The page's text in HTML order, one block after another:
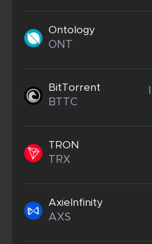
Ontology
ONT
BitTorrent
BTTC
TRON
TRX
AxieInfinity
AXS